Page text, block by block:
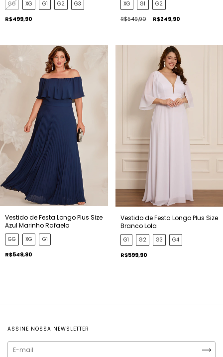
GG XG G1 G2 G3
R$499,90
XG G1 G2
R$549,90 R$249,90
Vestido de Festa Longo Plus Size
Azul Marinho Rafaela
GG XG G1
R$549,90
Vestido de Festa Longo Plus Size
Branco Lola
G1 G2 G3 G4
R$599,90
ASSINE NOSSA NEWSLETTER